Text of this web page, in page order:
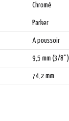
Chromé
Parker
A poussoir
9,5 mm (3/8'')
74,2 mm